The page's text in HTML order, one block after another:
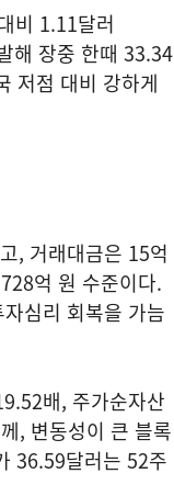
비 1.11달러
해 장중 한때 33.34
저점 대비 강하게
, 거래대금은 15억
억 원 수준이다.
심리 회복을 가늠
배, 주가순자산
, 변동성이 큰 블록
36.59달러는 52주